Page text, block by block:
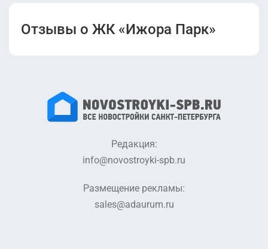
Отзывы о ЖК «Ижора Парк»
Редакция:
info@novostroyki-spb.ru
Размещение рекламы:
sales@adaurum.ru